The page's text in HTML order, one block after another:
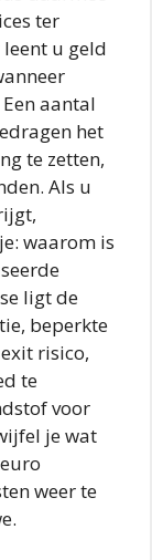
ter
u geld
aantal
het
te zetten,
Als u
waarom is
ligt de
beperkte
risico,
te
voor
je wat
weer te